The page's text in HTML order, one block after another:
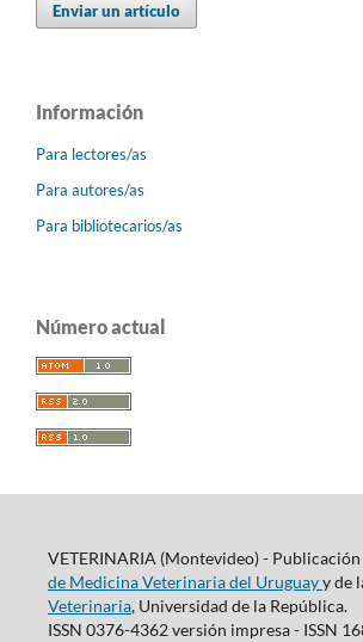
Enviar un artículo
Información
Para lectores/as
Para autores/as
Para bibliotecarios/as
Número actual
VETERINARIA (Montevideo) - Publicación
de Medicina Veterinaria del Uruguayy de
Veterinaria, Universidad de la República.
ISSN 0376-4362 versión impresa - ISSN